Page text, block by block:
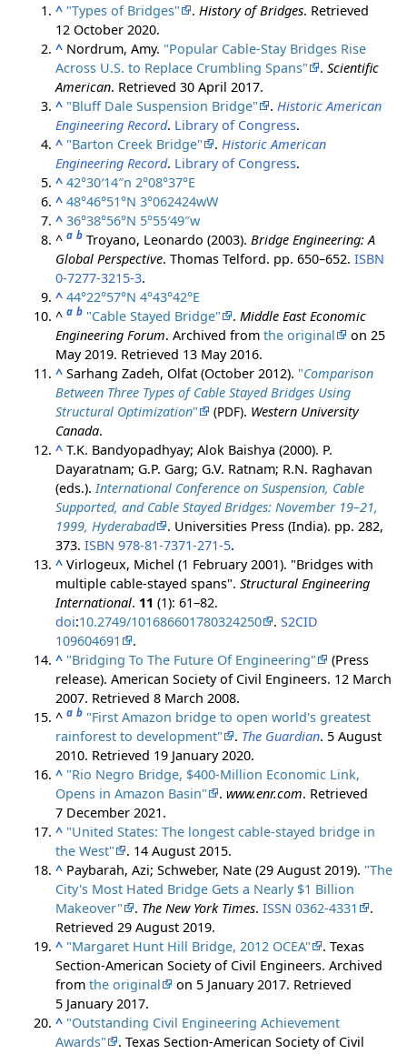
^ "Types of Bridges" .History of Bridges. Retrieved
12 October 2020.
^ Nordrum, Amy. "Popular Cable-Stay Bridges Rise
Across U.S. to Replace Crumbling Spans"
.Scientific
American. Retrieved30 April 2017.
^ "Bluff Dale Suspension Bridge" .Historic American
Engineering Record. Library of Congress.
^ "Barton Creek Bridge" .Historic American
Engineering Record. Library of Congress.
^ 42°30′14″n 2°08°37°E
^ 48°46°51°N 3°062424wW
^ 36°38°56°N 5°55′49″w
^a b Troyano, Leonardo (2003).Bridge Engineering: A
Global Perspective. Thomas Telford. pp. 650–652.ISBN
0-7277-3215-3.
^ 44°22°57°N 4°43°42°E
^a b "Cable Stayed Bridge" .Middle East Economic
Engineering Forum. Archived fromthe original
on 25
May 2019. Retrieved 13 May2016.
^ Sarhang Zadeh, Olfat (October 2012). "Comparison
Between Three Types of Cable Stayed Bridges Using
Structural Optimization" (PDF). Western University
Canada.
^ T.K. Bandyopadhyay; Alok Baishya (2000). P.
Dayaratnam; G.P. Garg; G.V. Ratnam; R.N. Raghavan
(eds.).International Conference on Suspension, Cable
Supported, and Cable Stayed Bridges: November 19–21,
1999, Hyderabad
. Universities Press (India). pp. 282,
373.ISBN 978-81-7371-271-5.
^ Virlogeux, Michel (1 February 2001). "Bridges with
multiple cable-stayed spans".Structural Engineering
International. 11 (1): 61–82.
doi:10.2749/101686601780324250 .S2CID
109604691
.
^ "Bridging To The Future Of Engineering"
(Press
release). American Society of Civil Engineers. 12 March
2007. Retrieved8 March 2008.
^a b "First Amazon bridge to open world's greatest
rainforest to development"
. The Guardian. 5 August
2010. Retrieved 19 January2020.
^ "Rio Negro Bridge, $400-Million Economic Link,
Opens in Amazon Basin"
.www.enr.com. Retrieved
7 December 2021.
^ "United States: The longest cable-stayed bridge in
the West"
. 14 August 2015.
^ Paybarah, Azi; Schweber, Nate (29 August 2019). "The
City's Most Hated Bridge Gets a Nearly $1 Billion
Makeover"
. The New York Times.ISSN 0362-4331
.
Retrieved29 August 2019.
^ "Margaret Hunt Hill Bridge, 2012 OCEA"
. Texas
Section-American Society of Civil Engineers. Archived
fromthe original on 5 January 2017. Retrieved
5 January2017.
^ "Outstanding Civil Engineering Achievement
Awards"
. Texas Section-American Society of Civil